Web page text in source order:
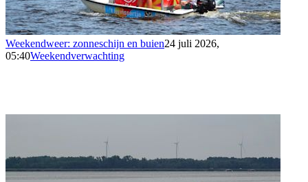
Weekendweer: zonneschijn en buien24 juli 2026,
05:40Weekendverwachting